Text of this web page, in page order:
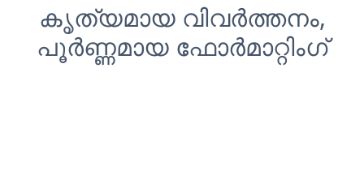
കൃത്യമായ വിവർത്തനം,
പൂർണ്ണമായ ഫോർമാറ്റിംഗ്